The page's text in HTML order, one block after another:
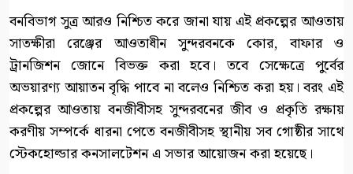
বনবিভাগ সুত্র আরও নিশ্চিত করে জানা যায় এই প্রকল্পের আওতায়
সাতক্ষীরা রেঞ্জের আওতাধীন সুন্দরবনকে কোর, বাফার ও
ট্রানজিশন জোনে বিভক্ত করা হবে। তবে সেক্ষেত্রে পুর্বের
অভয়ারণ্য আয়াতন বৃদ্ধি পাবে না বলেও নিশ্চিত করা হয়। বরং এই
প্রকল্পের আওতায় বনজীবীসহ সুন্দরবনের জীব ও প্রকৃতি রক্ষায়
করণীয় সম্পর্কে ধারনা পেতে বনজীবীসহ স্থানীয় সব গোষ্ঠীর সাথে
স্টেকহোল্ডার কনসালটেশন এ সভার আয়োজন করা হয়েছে।